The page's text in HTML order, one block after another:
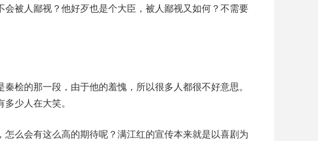
被人鄙视？他好歹也是个大臣，被人鄙视又如何？不需要
桧的那一段，由于他的羞愧，所以很多人都很不好意思。
少人在大笑。
么会有这么高的期待呢？满江红的宣传本来就是以喜剧为